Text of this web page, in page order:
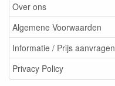
Over ons
Algemene Voorwaarden
Informatie / Prijs aanvragen
Privacy Policy